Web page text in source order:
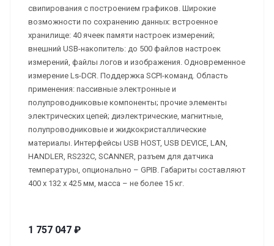
свипирования с построением графиков. Широкие
возможности по сохранению данных: встроенное
хранилище: 40 ячеек памяти настроек измерений;
внешний USB-накопитель: до 500 файлов настроек
измерений, файлы логов и изображения. Одновременное
измерение Ls-DCR. Поддержка SCPI-команд. Область
применения: пассивные электронные и
полупроводниковые компоненты; прочие элементы
электрических цепей; диэлектрические, магнитные,
полупроводниковые и жидкокристаллические
материалы. Интерфейсы USB HOST, USB DEVICE, LAN,
HANDLER, RS232C, SCANNER, разъем для датчика
температуры, опционально – GPIB. Габариты составляют
400 x 132 x 425 мм, масса – не более 15 кг.
1 757 047 ₽